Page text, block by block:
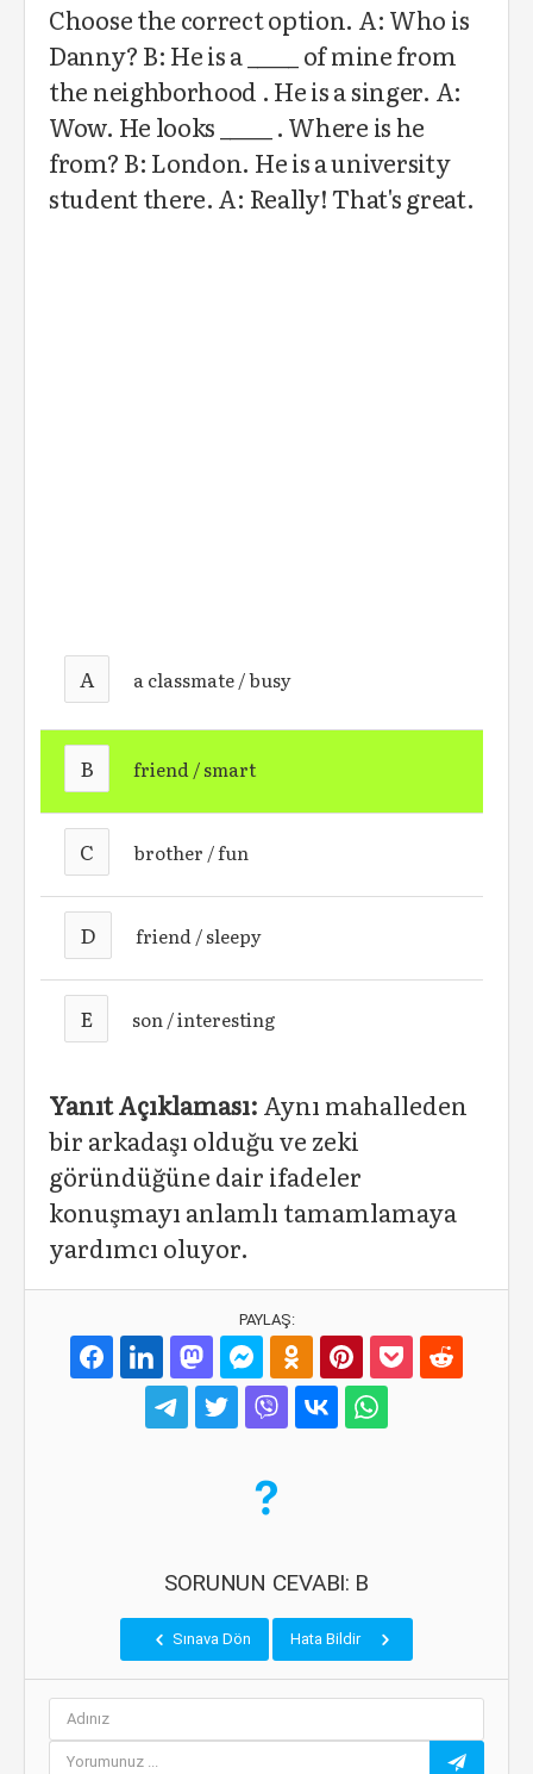
Choose the correct option. A: Who is
Danny? B: He is a _____ of mine from
the neighborhood . He is a singer. A:
Wow. He looks _____ . Where is he
from? B: London. He is a university
student there. A: Really! That's great.
A a classmate / busy
B friend / smart
C brother / fun
D friend / sleepy
E son / interesting
Yanıt Açıklaması: Aynı mahalleden
bir arkadaşı olduğu ve zeki
göründüğüne dair ifadeler
konuşmayı anlamlı tamamlamaya
yardımcı oluyor.
PAYLAŞ:
SORUNUN CEVABI: B
Sınava Dön Hata Bildir